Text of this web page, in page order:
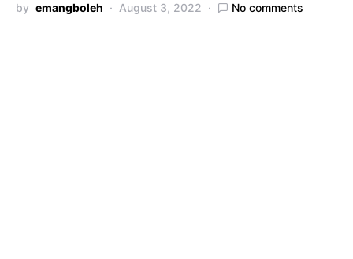
by emangboleh August 3, 2022 No comments